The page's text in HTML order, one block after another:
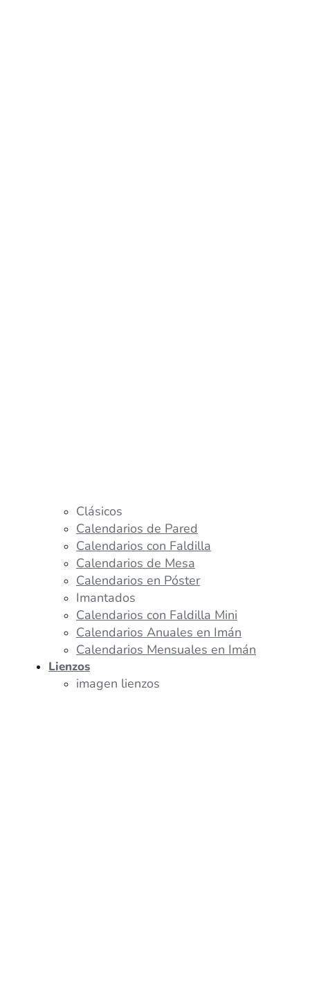
Clásicos
Calendarios de Pared
Calendarios con Faldilla
Calendarios de Mesa
Calendarios en Póster
Imantados
Calendarios con Faldilla Mini
Calendarios Anuales en Imán
Calendarios Mensuales en Imán
Lienzos
imagen lienzos